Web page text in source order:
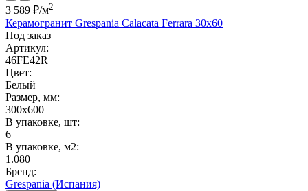
3 589 ₽/м2
Керамогранит Grespania Calacata Ferrara 30x60
Под заказ
Артикул:
46FE42R
Цвет:
Белый
Размер, мм:
300x600
В упаковке, шт:
6
В упаковке, м2:
1.080
Бренд:
Grespania (Испания)